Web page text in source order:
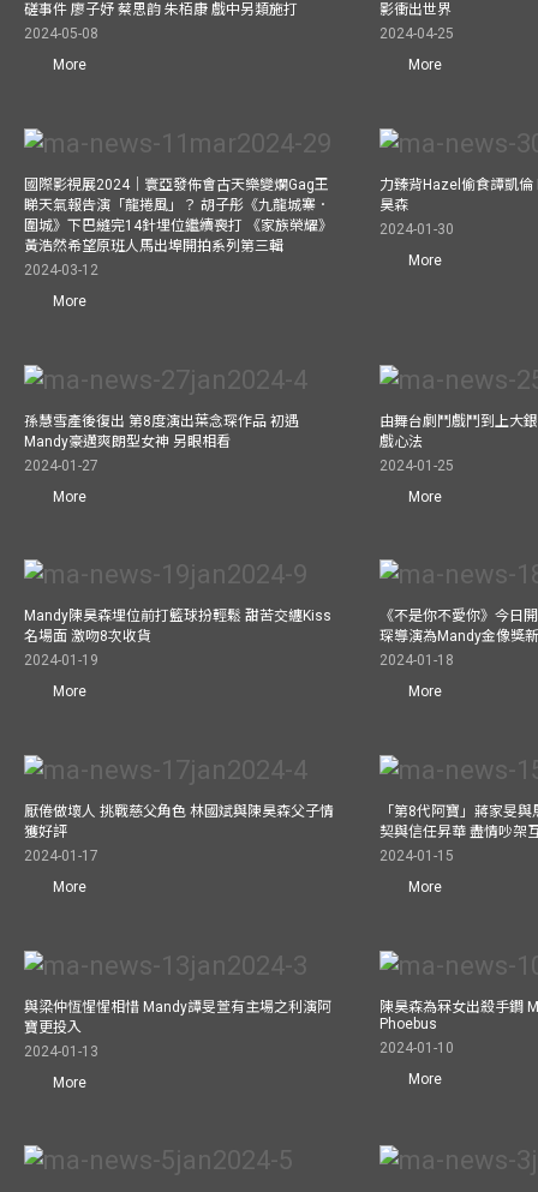
磋事件 廖子妤 蔡思韵 朱栢康 戲中另類施打
2024-05-08
More
影衝出世界
2024-04-25
More
國際影視展2024｜寰亞發佈會古天樂變爛Gag王
睇天氣報告演「龍捲風」？ 胡子彤《九龍城寨．
圍城》下巴縫完14針埋位繼續喪打 《家族榮耀》
黃浩然希望原班人馬出埠開拍系列第三輯
2024-03-12
More
力臻背Hazel偷食譚凱
昊森
2024-01-30
More
孫慧雪產後復出 第8度演出葉念琛作品 初遇
Mandy豪邁爽朗型女神 另眼相看
2024-01-27
More
由舞台劇鬥戲鬥到上大
戲心法
2024-01-25
More
Mandy陳昊森埋位前打籃球扮輕鬆 甜苦交纏Kiss
名場面 激吻8次收貨
2024-01-19
More
《不是你不愛你》今日
琛導演為Mandy金像獎
2024-01-18
More
厭倦做壞人 挑戰慈父角色 林國斌與陳昊森父子情
獲好評
2024-01-17
More
「第8代阿寶」蔣家旻
契與信任昇華 盡情吵架
2024-01-15
More
與梁仲恆惺惺相惜 Mandy譚旻萱有主場之利演阿
寶更投入
2024-01-13
More
陳昊森為冧女出殺手鐧
Phoebus
2024-01-10
More